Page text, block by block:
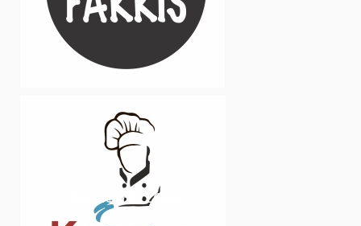
LOGO
CREACIÓN DE LOGO